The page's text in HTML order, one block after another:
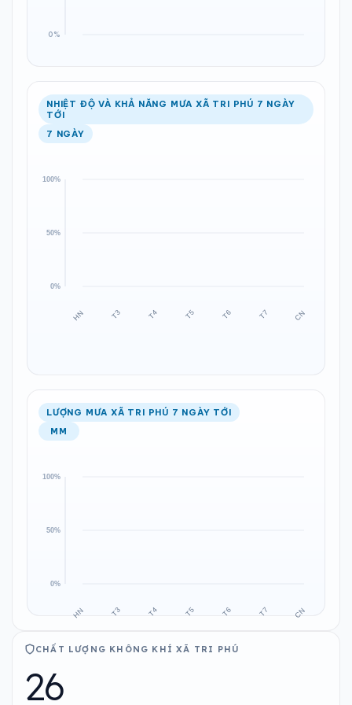
NHIỆT ĐỘ VÀ KHẢ NĂNG MƯA XÃ TRI PHÚ 7 NGÀY
TỚI
7 NGÀY
LƯỢNG MƯA XÃ TRI PHÚ 7 NGÀY TỚI
MM
CHẤT LƯỢNG KHÔNG KHÍ XÃ TRI PHÚ
26